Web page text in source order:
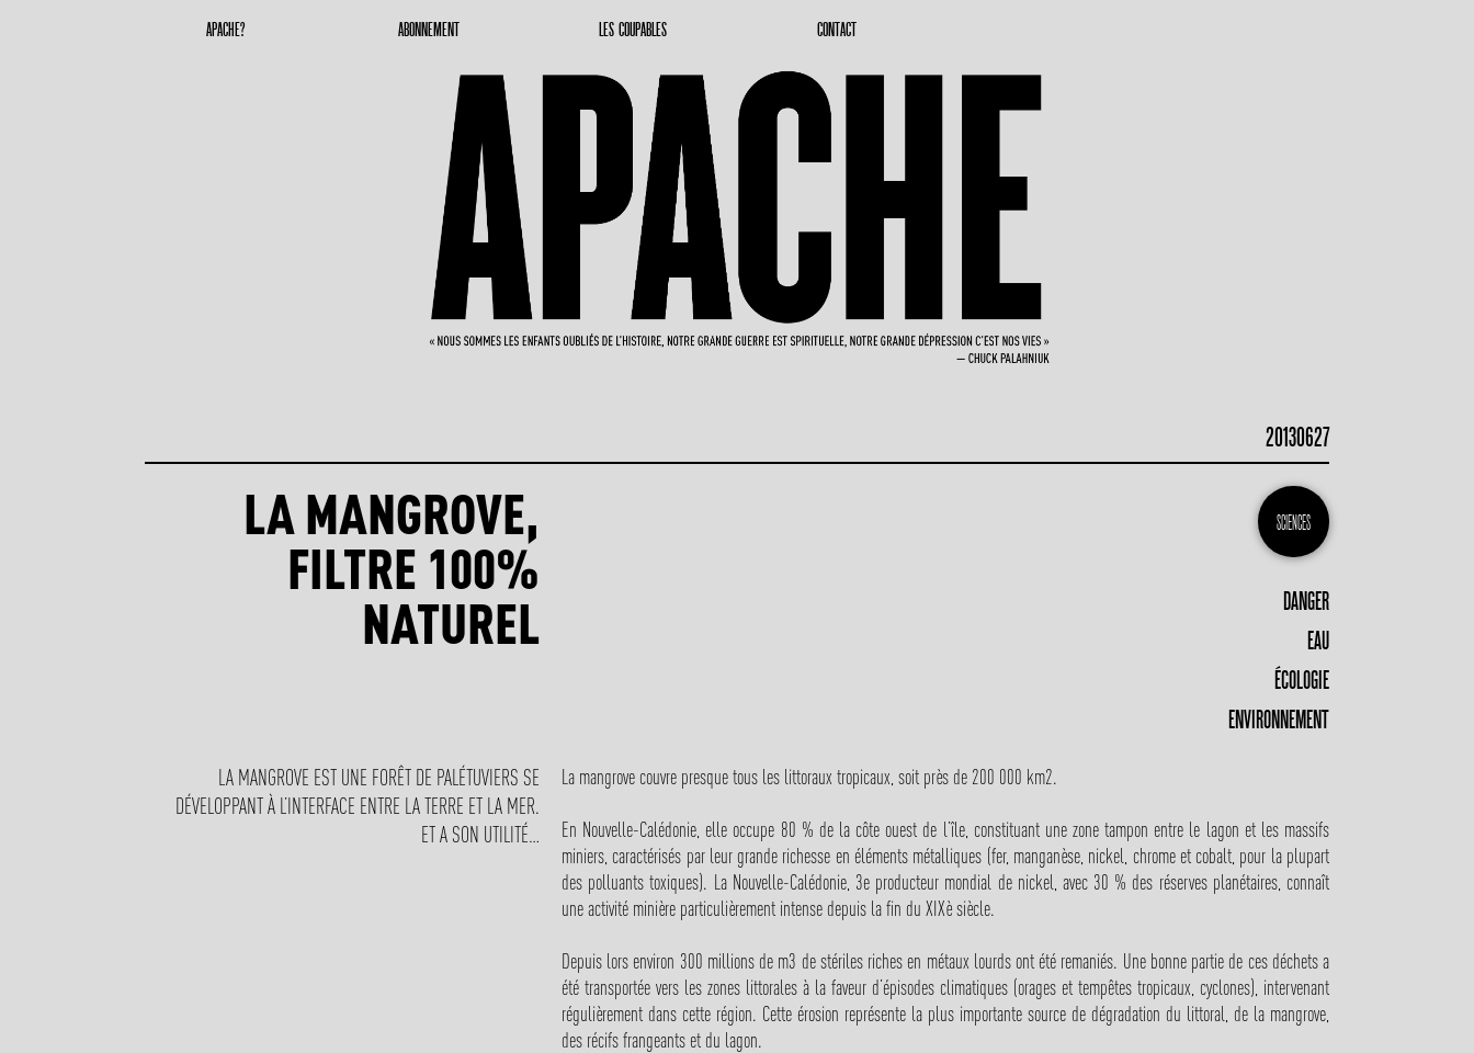
APACHE? ABONNEMENT LES COUPABLES CONTACT
20130627
LA MANGROVE,
FILTRE 100%
NATUREL
SCIENCES
DANGER
EAU
ÉCOLOGIE
ENVIRONNEMENT
LA MANGROVE EST UNE FORÊT DE PALÉTUVIERS SE
DÉVELOPPANT À L’INTERFACE ENTRE LA TERRE ET LA MER.
ET A SON UTILITÉ…
La mangrove couvre presque tous les littoraux tropicaux, soit près de 200 000 km2.
En Nouvelle-Calédonie, elle occupe 80 % de la côte ouest de l’île, constituant une zone tampon entre le lagon et les massifs
miniers, caractérisés par leur grande richesse en éléments métalliques (fer, manganèse, nickel, chrome et cobalt, pour la plupart
des polluants toxiques). La Nouvelle-Calédonie, 3e producteur mondial de nickel, avec 30 % des réserves planétaires, connaît
une activité minière particulièrement intense depuis la fin du XIXè siècle.
Depuis lors environ 300 millions de m3 de stériles riches en métaux lourds ont été remaniés. Une bonne partie de ces déchets a
été transportée vers les zones littorales à la faveur d’épisodes climatiques (orages et tempêtes tropicaux, cyclones), intervenant
régulièrement dans cette région. Cette érosion représente la plus importante source de dégradation du littoral, de la mangrove,
des récifs frangeants et du lagon.